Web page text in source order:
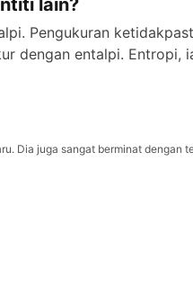
lain?
Pengukuran
dengan entalpi. Entropi,
Dia juga sangat berminat dengan